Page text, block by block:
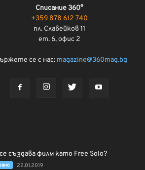
Списание 360°
+359 878 612 740
пл. Славейков 11
ет. 6, офис 2
се с нас: magazine@360mag.bg
създава филм като Free Solo?
22.01.2019